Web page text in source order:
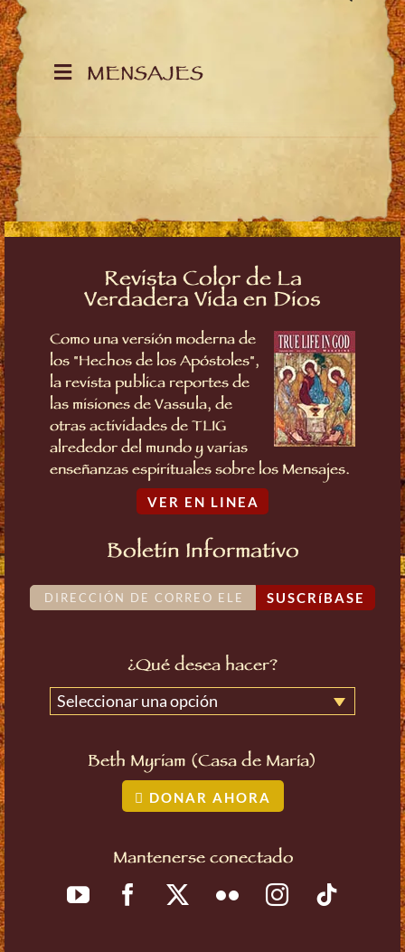
MENSAJES
Revista Color de La
Verdadera Vida en Dios
Como una versión moderna de
los "Hechos de los Apóstoles",
la revista publica reportes de
las misiones de Vassula, de
otras actividades de TLIG
alrededor del mundo y varias
enseñanzas espirituales sobre los Mensajes.
VER EN LINEA
Boletin Informativo
SUSCRíBASE
¿Qué desea hacer?
Seleccionar una opción
Beth Myriam (Casa de María)
DONAR AHORA
Mantenerse conectado